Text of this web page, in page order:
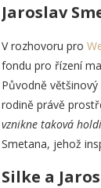
Jaroslav
V rozhovoru pro
fondu pro řízení
Původně
rodině právě
vznikne taková
Smetana, jehož
Silke a